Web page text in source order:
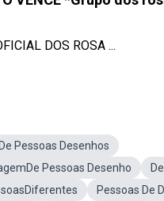
DOS ROSA ...
Pessoas Desenhos
Pessoas Desenho
Pessoas De